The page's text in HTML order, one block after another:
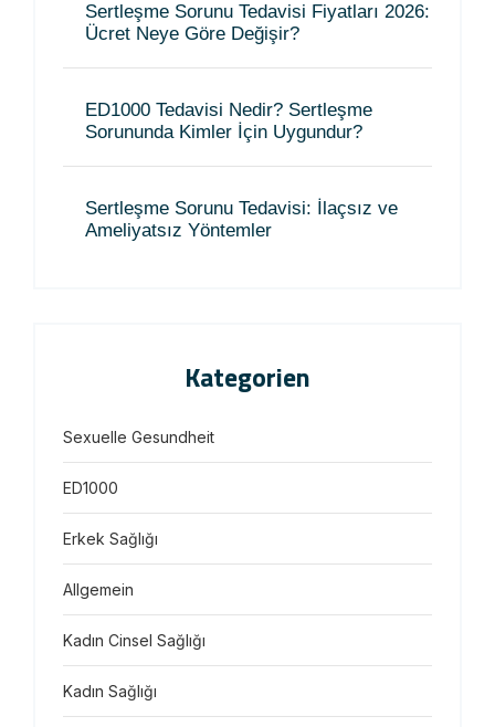
Sertleşme Sorunu Tedavisi Fiyatları 2026:
Ücret Neye Göre Değişir?
ED1000 Tedavisi Nedir? Sertleşme
Sorununda Kimler İçin Uygundur?
Sertleşme Sorunu Tedavisi: İlaçsız ve
Ameliyatsız Yöntemler
Kategorien
Sexuelle Gesundheit
ED1000
Erkek Sağlığı
Allgemein
Kadın Cinsel Sağlığı
Kadın Sağlığı